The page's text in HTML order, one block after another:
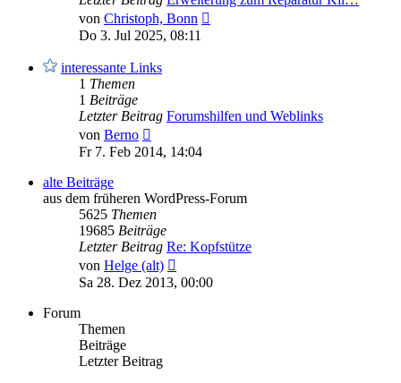
von Christoph, Bonn
Do 3. Jul 2025, 08:11
interessante Links
1 Themen
1 Beiträge
Letzter Beitrag Forumshilfen und Weblinks
von Berno
Beitrag
Fr 7. Feb 2014, 14:04
alte Beiträge
aus dem früheren WordPress-Forum
5625 Themen
19685 Beiträge
Letzter Beitrag Re: Kopfstütze
von Helge (alt)
Beitrag
Sa 28. Dez 2013, 00:00
Forum
Themen
Beiträge
Letzter Beitrag